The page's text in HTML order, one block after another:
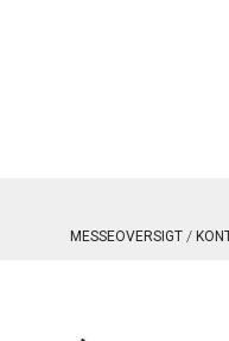
MESSEOVERSIGT